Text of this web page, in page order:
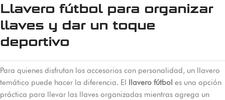
Llavero fútbol para organizar
llaves y dar un toque
deportivo
Para quienes disfrutan los accesorios con personalidad, un llavero
temático puede hacer la diferencia. El llavero fútbol es una opción
práctica para llevar las llaves organizadas mientras agrega un